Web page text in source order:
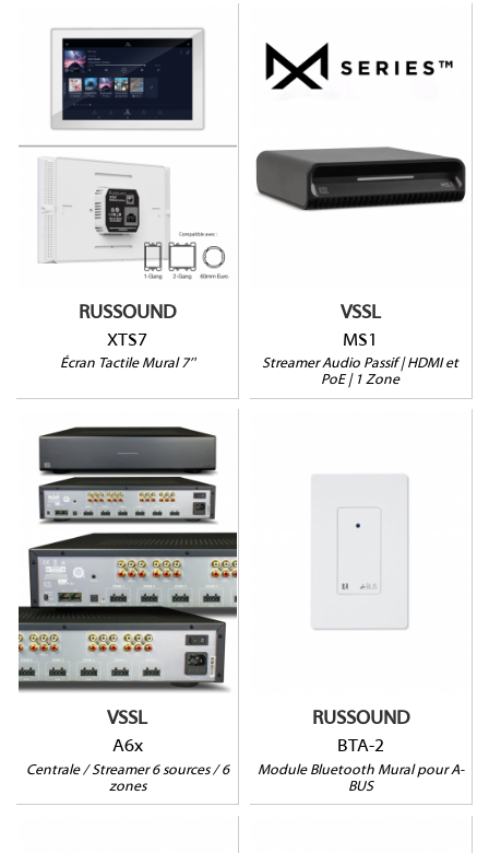
RUSSOUND
XTS7
Écran Tactile Mural 7’'
XTS7
Toujours prêt !
Installation filaire ou
sans-fil
PoE / 12V DC
Pour SMZ, MCA et MBX
VSSL
MS1
Streamer Audio Passif | HDMI et
PoE | 1 Zone
Alim. PoE et USB-C
Non-amplifié
VSSL
A6x
Centrale / Streamer 6 sources / 6
zones
A6x
Toute application
musicale
50W@8Ω | 75W@4Ω
IN/OUT RCA stéréo,
optique et coaxiale
DLNA, AirPlay 2,
Chromecast, Spotify
Connect
RUSSOUND
BTA-2
Module Bluetooth Mural pour A-
BUS
(HxLxP) : 135 x 84 x 83